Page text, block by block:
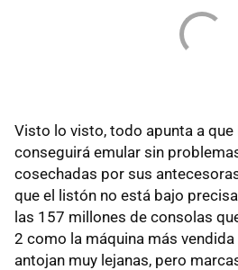
Visto lo visto, todo apunta a que
conseguirá emular sin
cosechadas por sus
que el listón no está bajo
las 157 millones de consolas
2 como la máquina más
antojan muy lejanas, pero